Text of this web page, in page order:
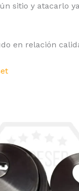
sitio y atacarlo
en relación